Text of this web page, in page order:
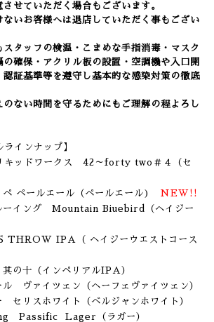
せていただく場合もございます。
ないお客様へは退店していただく事もござい
スタッフの検温・こまめな手指消毒・マスク
の確保・アクリル板の設置・空調機や入口開
認証基準等を遵守し基本的な感染対策の徹底
ない時間を守るためにもご理解の程よろし
ラインナップ】
キッドワークス 42～forty two＃４（セ
ペールエール （ペールエール) NEW!!
ーイング Mountain Biuebird
（ヘイジー
IPA（ ヘイジーウエストコース
の十（インペリアルIPA）
ヴァイツェン（ヘーフェヴァイツェン）
セリスホワイト（ベルジャンホワイト）
Passific Lager （ラガー）